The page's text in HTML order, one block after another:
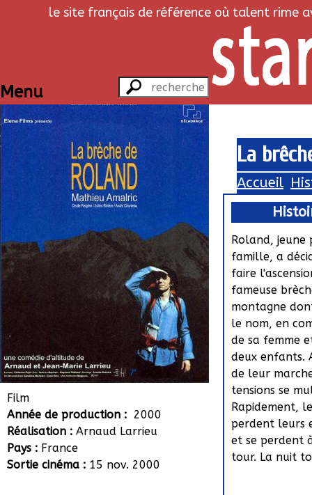
le site français de référence où talent rime
Menu
Film
Année de production : 2000
Réalisation : Arnaud Larrieu
Pays : France
Sortie cinéma : 15 nov. 2000
La
Accueil
Roland, jeune
famille, a
faire
fameuse
montagne
le nom, en
de sa femme
deux enfants.
de leur
tensions se
Rapidement,
perdent leurs
et se perdent
tour. La nuit